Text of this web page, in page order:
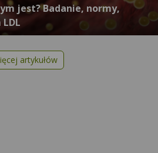
jest? Badanie, normy,
artykułów